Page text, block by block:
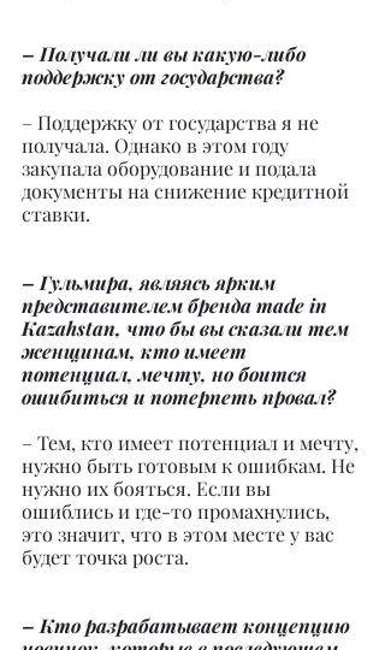
– Получали ли вы какую-либо
поддержку от государства?
– Поддержку от государства я не
получала. Однако в этом году
закупала оборудование и подала
документы на снижение кредитной
ставки.
– Гульмира, являясь ярким
представителем бренда made in
Kazahstan, что бы вы сказали тем
женщинам, кто имеет
потенциал, мечту, но боится
ошибиться и потерпеть провал?
– Тем, кто имеет потенциал и мечту,
нужно быть готовым к ошибкам. Не
нужно их бояться. Если вы
ошиблись и где-то промахнулись,
это значит, что в этом месте у вас
будет точка роста.
– Кто разрабатывает концепцию